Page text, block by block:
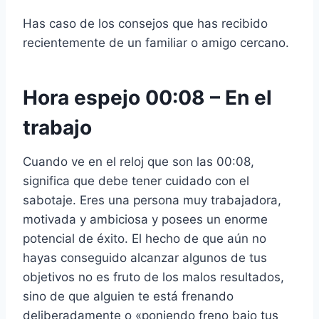
Has caso de los consejos que has recibido
recientemente de un familiar o amigo cercano.
Hora espejo 00:08 – En el
trabajo
Cuando ve en el reloj que son las 00:08,
significa que debe tener cuidado con el
sabotaje. Eres una persona muy trabajadora,
motivada y ambiciosa y posees un enorme
potencial de éxito. El hecho de que aún no
hayas conseguido alcanzar algunos de tus
objetivos no es fruto de los malos resultados,
sino de que alguien te está frenando
deliberadamente o «poniendo freno bajo tus